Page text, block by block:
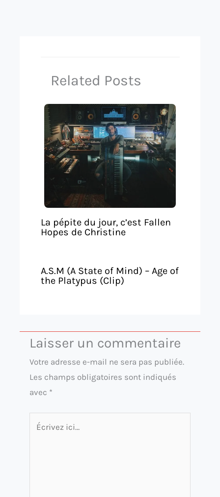
Related Posts
La pépite du jour, c’est Fallen
Hopes de Christine
A.S.M (A State of Mind) – Age of
the Platypus (Clip)
Laisser un commentaire
Votre adresse e-mail ne sera pas publiée.
Les champs obligatoires sont indiqués
avec *